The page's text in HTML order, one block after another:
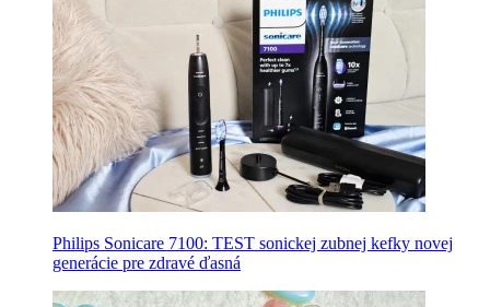
Philips Sonicare 7100: TEST sonickej zubnej kefky novej
generácie pre zdravé ďasná